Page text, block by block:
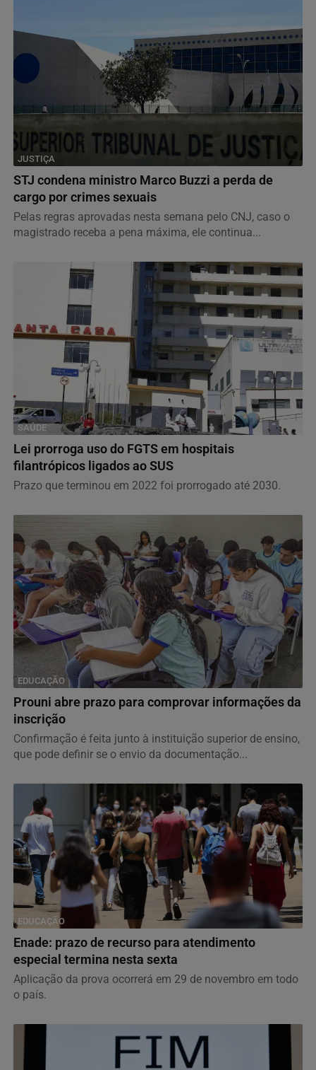
JUSTIÇA
STJ condena ministro Marco Buzzi a perda de
cargo por crimes sexuais
Pelas regras aprovadas nesta semana pelo CNJ, caso o
magistrado receba a pena máxima, ele continua...
SAÚDE
Lei prorroga uso do FGTS em hospitais
filantrópicos ligados ao SUS
Prazo que terminou em 2022 foi prorrogado até 2030.
EDUCAÇÃO
Prouni abre prazo para comprovar informações da
inscrição
Confirmação é feita junto à instituição superior de ensino,
que pode definir se o envio da documentação...
EDUCAÇÃO
Enade: prazo de recurso para atendimento
especial termina nesta sexta
Aplicação da prova ocorrerá em 29 de novembro em todo
o país.